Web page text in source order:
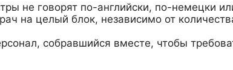
не говорят по-английски, по-немецки
на целый блок, независимо от
собравшийся вместе, чтобы